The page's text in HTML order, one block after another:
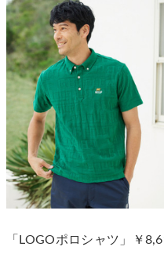
「LOGOポロシャツ」￥